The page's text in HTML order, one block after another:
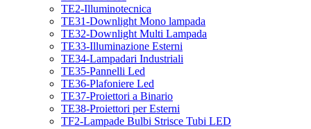
TE2-Illuminotecnica
TE31-Downlight Mono lampada
TE32-Downlight Multi Lampada
TE33-Illuminazione Esterni
TE34-Lampadari Industriali
TE35-Pannelli Led
TE36-Plafoniere Led
TE37-Proiettori a Binario
TE38-Proiettori per Esterni
TF2-Lampade Bulbi Strisce Tubi LED